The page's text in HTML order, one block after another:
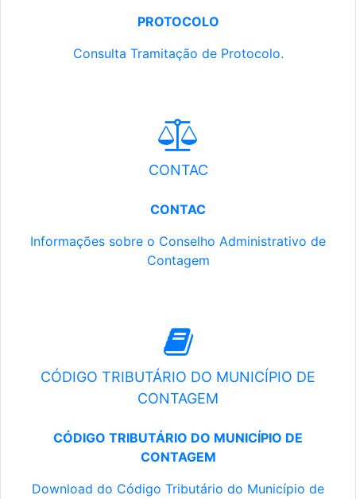
PROTOCOLO
Consulta Tramitação de Protocolo.
CONTAC
CONTAC
Informações sobre o Conselho Administrativo de
Contagem
CÓDIGO TRIBUTÁRIO DO MUNICÍPIO DE
CONTAGEM
CÓDIGO TRIBUTÁRIO DO MUNICÍPIO DE
CONTAGEM
Download do Código Tributário do Município de